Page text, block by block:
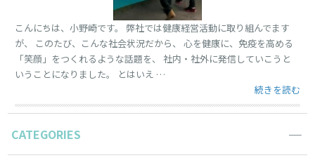
こんにちは、小野崎です。 弊社では健康経営活動に取り組んでます
が、 このたび、こんな社会状況だから、 心を健康に、免疫を高める
「笑顔」をつくれるような話題を、 社内・社外に発信していこうと
いうことになりました。 とはいえ …
“「笑顔にな
続きを読む
CATEGORIES